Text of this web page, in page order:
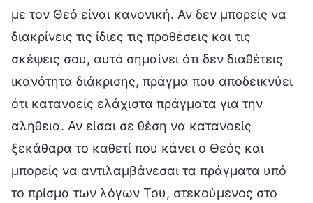
με τον Θεό είναι κανονική. Αν δεν μπορείς να
διακρίνεις τις ίδιες τις προθέσεις και τις
σκέψεις σου, αυτό σημαίνει ότι δεν διαθέτεις
ικανότητα διάκρισης, πράγμα που αποδεικνύει
ότι κατανοείς ελάχιστα πράγματα για την
αλήθεια. Αν είσαι σε θέση να κατανοείς
ξεκάθαρα το καθετί που κάνει ο Θεός και
μπορείς να αντιλαμβάνεσαι τα πράγματα υπό
το πρίσμα των λόγων Του, στεκούμενος στο